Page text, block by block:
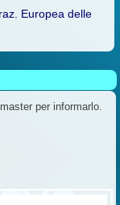
Europea delle
per informarlo.